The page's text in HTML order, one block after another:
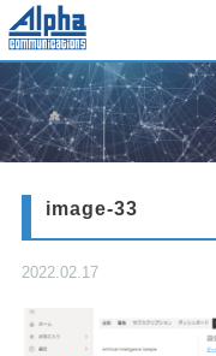
image-33
2022.02.17